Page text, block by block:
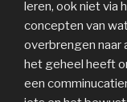
leren, ook niet via
concepten van
overbrengen naar
het geheel heeft
een